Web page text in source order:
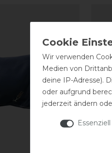
Wir verwenden
Medien von
deine IP-Adresse).
oder aufgrund
jederzeit ändern
Essenziell